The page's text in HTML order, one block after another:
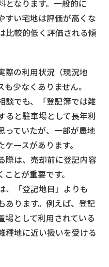
となります。一般的に
すい宅地は評価が高くな
比較的低く評価される傾
際の利用状況（現況地
少なくありません。
談でも、「登記簿では雑
ると駐車場として長年利
っていたが、一部が農地
ースがあります。
際は、売却前に登記内容
とが重要です。
、「登記地目」よりも
あります。例えば、登記
場として利用されている
種地に近い扱いを受ける